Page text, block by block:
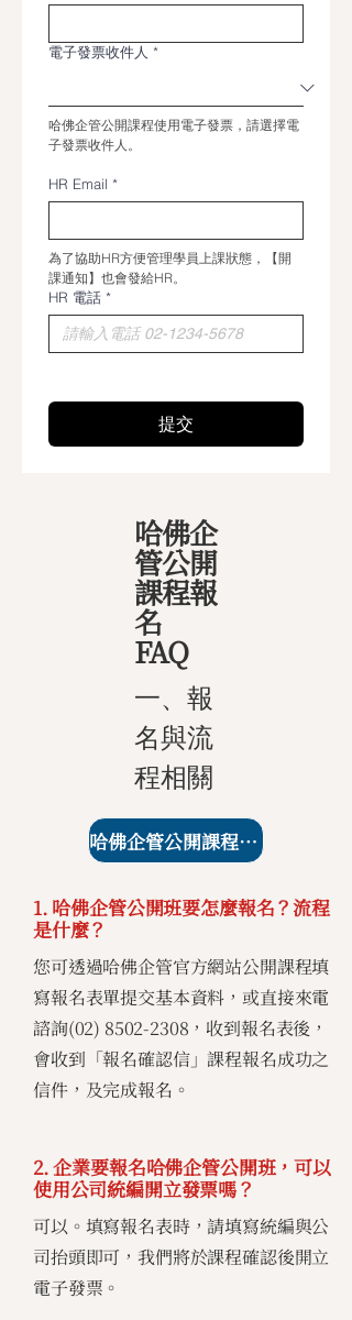
電子發票收件人 *
哈佛企管公開課程使用電子發票，請選擇電
子發票收件人。
HR Email *
為了協助HR方便管理學員上課狀態，【開
課通知】也會發給HR。
HR 電話 *
提交
哈佛企
管公開
課程報
名
FAQ
一、報
名與流
程相關
哈佛企管公開課程課表
1. 哈佛企管公開班要怎麼報名？流程
是什麼？
您可透過哈佛企管官方網站公開課程填
寫報名表單提交基本資料，或直接來電
諮詢(02) 8502-2308 ，收到報名表後，
會收到「報名確認信」課程報名成功之
信件，及完成報名。
2. 企業要報名哈佛企管公開班，可以
使用公司統編開立發票嗎？
可以。填寫報名表時，請填寫統編與公
司抬頭即可，我們將於課程確認後開立
電子發票。